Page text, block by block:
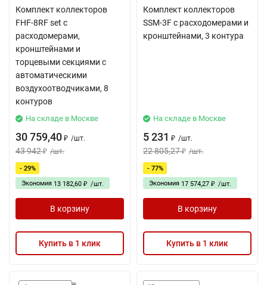
Комплект коллекторов
FHF-8RF set с
расходомерами,
кронштейнами и
торцевыми секциями с
автоматическими
воздухоотводчиками, 8
контуров
На складе в Москве
30 759,40 ₽ /шт.
43 942 ₽ /шт.
- 29%
Экономия 13 182,60 ₽ /шт.
В корзину
Купить в 1 клик
Комплект коллекторов
SSM-3F с расходомерами и
кронштейнами, 3 контура
На складе в Москве
5 231 ₽ /шт.
22 805,27 ₽ /шт.
- 77%
Экономия 17 574,27 ₽ /шт.
В корзину
Купить в 1 клик